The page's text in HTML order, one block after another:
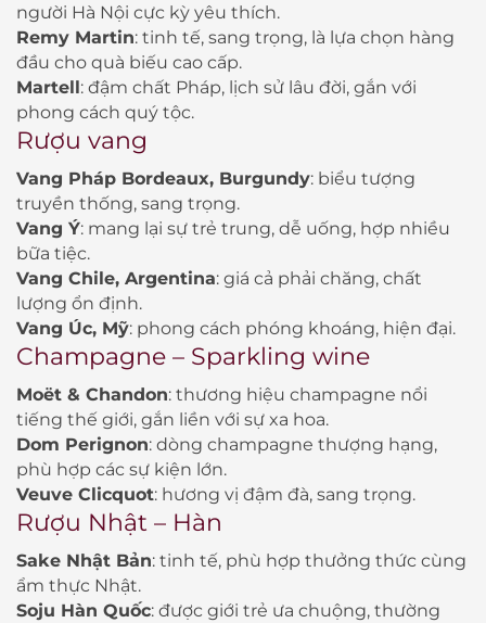
người Hà Nội cực kỳ yêu thích.
Remy Martin: tinh tế, sang trọng, là lựa chọn hàng
đầu cho quà biếu cao cấp.
Martell: đậm chất Pháp, lịch sử lâu đời, gắn với
phong cách quý tộc.
Rượu vang
Vang Pháp Bordeaux, Burgundy: biểu tượng
truyền thống, sang trọng.
Vang Ý: mang lại sự trẻ trung, dễ uống, hợp nhiều
bữa tiệc.
Vang Chile, Argentina: giá cả phải chăng, chất
lượng ổn định.
Vang Úc, Mỹ: phong cách phóng khoáng, hiện đại.
Champagne – Sparkling wine
Moët & Chandon: thương hiệu champagne nổi
tiếng thế giới, gắn liền với sự xa hoa.
Dom Perignon: dòng champagne thượng hạng,
phù hợp các sự kiện lớn.
Veuve Clicquot: hương vị đậm đà, sang trọng.
Rượu Nhật – Hàn
Sake Nhật Bản: tinh tế, phù hợp thưởng thức cùng
ẩm thực Nhật.
Soju Hàn Quốc: được giới trẻ ưa chuộng, thường